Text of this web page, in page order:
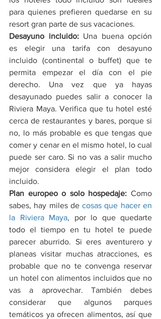
para quienes prefieren quedarse en su
resort gran parte de sus vacaciones.
Desayuno incluido: Una buena opción
es elegir una tarifa con desayuno
incluido (continental o buffet) que te
permita empezar el día con el pie
derecho. Una vez que ya hayas
desayunado puedes salir a conocer la
Riviera Maya. Verifica que tu hotel esté
cerca de restaurantes y bares, porque si
no, lo más probable es que tengas que
comer y cenar en el mismo hotel, lo cual
puede ser caro. Si no vas a salir mucho
mejor considera elegir el plan todo
incluido.
Plan europeo o solo hospedaje: Como
sabes, hay miles de cosas que hacer en
la Riviera Maya, por lo que quedarte
todo el tiempo en tu hotel te puede
parecer aburrido. Si eres aventurero y
planeas visitar muchas atracciones, es
probable que no te convenga reservar
un hotel con alimentos incluidos que no
vas a aprovechar. También debes
considerar que algunos parques
temáticos ya ofrecen alimentos, así que